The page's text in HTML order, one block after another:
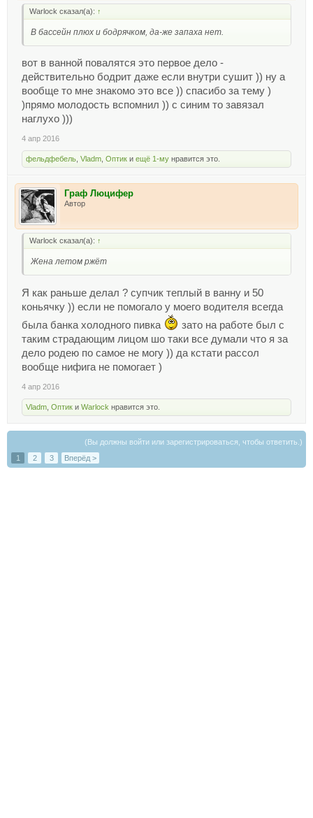
Warlock сказал(а): ↑
В бассейн плюх и бодрячком, да-же запаха нет.
вот в ванной повалятся это первое дело -
действительно бодрит даже если внутри сушит )) ну а
вообще то мне знакомо это все )) спасибо за тему )
)прямо молодость вспомнил )) с синим то завязал
наглухо )))
4 апр 2016
фельдфебель Vladm Оптик и ещё 1-му нравится это.
Граф Люцифер
Автор
Warlock сказал(а): ↑
Жена летом ржёт
Я как раньше делал ? супчик теплый в ванну и 50
коньячку )) если не помогало у моего водителя всегда
была банка холодного пивка
зато на работе был с
таким страдающим лицом шо таки все думали что я за
дело родею по самое не могу )) да кстати рассол
вообще нифига не помогает )
4 апр 2016
Vladm Оптик и Warlock нравится это.
(Вы должны войти или зарегистрироваться, чтобы ответить.)
1
2 3 Вперёд >